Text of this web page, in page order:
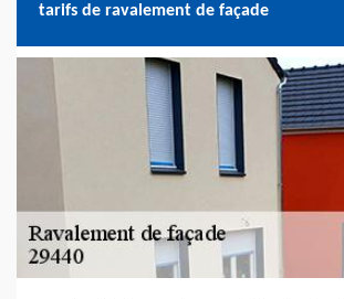
tarifs de ravalement de façade